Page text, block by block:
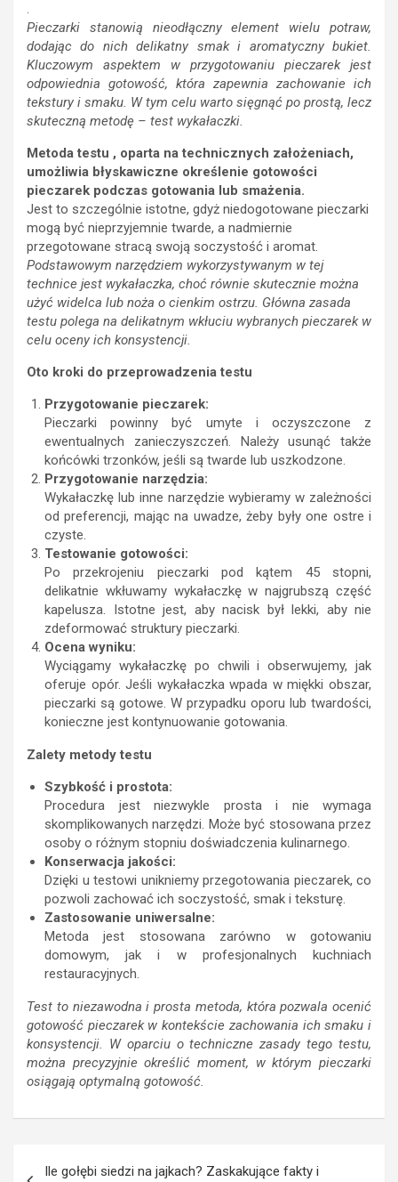
.
Pieczarki stanowią nieodłączny element wielu potraw,
dodając do nich delikatny smak i aromatyczny bukiet.
Kluczowym aspektem w przygotowaniu pieczarek jest
odpowiednia gotowość, która zapewnia zachowanie ich
tekstury i smaku. W tym celu warto sięgnąć po prostą, lecz
skuteczną metodę – test wykałaczki.
Metoda testu , oparta na technicznych założeniach,
umożliwia błyskawiczne określenie gotowości
pieczarek podczas gotowania lub smażenia.
Jest to szczególnie istotne, gdyż niedogotowane pieczarki
mogą być nieprzyjemnie twarde, a nadmiernie
przegotowane stracą swoją soczystość i aromat.
Podstawowym narzędziem wykorzystywanym w tej
technice jest wykałaczka, choć równie skutecznie można
użyć widelca lub noża o cienkim ostrzu. Główna zasada
testu polega na delikatnym wkłuciu wybranych pieczarek w
celu oceny ich konsystencji.
Oto kroki do przeprowadzenia testu
Przygotowanie pieczarek:
Pieczarki powinny być umyte i oczyszczone z
ewentualnych zanieczyszczeń. Należy usunąć także
końcówki trzonków, jeśli są twarde lub uszkodzone.
Przygotowanie narzędzia:
Wykałaczkę lub inne narzędzie wybieramy w zależności
od preferencji, mając na uwadze, żeby były one ostre i
czyste.
Testowanie gotowości:
Po przekrojeniu pieczarki pod kątem 45 stopni,
delikatnie wkłuwamy wykałaczkę w najgrubszą część
kapelusza. Istotne jest, aby nacisk był lekki, aby nie
zdeformować struktury pieczarki.
Ocena wyniku:
Wyciągamy wykałaczkę po chwili i obserwujemy, jak
oferuje opór. Jeśli wykałaczka wpada w miękki obszar,
pieczarki są gotowe. W przypadku oporu lub twardości,
konieczne jest kontynuowanie gotowania.
Zalety metody testu
Szybkość i prostota:
Procedura jest niezwykle prosta i nie wymaga
skomplikowanych narzędzi. Może być stosowana przez
osoby o różnym stopniu doświadczenia kulinarnego.
Konserwacja jakości:
Dzięki u testowi unikniemy przegotowania pieczarek, co
pozwoli zachować ich soczystość, smak i teksturę.
Zastosowanie uniwersalne:
Metoda jest stosowana zarówno w gotowaniu
domowym, jak i w profesjonalnych kuchniach
restauracyjnych.
Test to niezawodna i prosta metoda, która pozwala ocenić
gotowość pieczarek w kontekście zachowania ich smaku i
konsystencji. W oparciu o techniczne zasady tego testu,
można precyzyjnie określić moment, w którym pieczarki
osiągają optymalną gotowość.
Ile gołębi siedzi na jajkach? Zaskakujące fakty i